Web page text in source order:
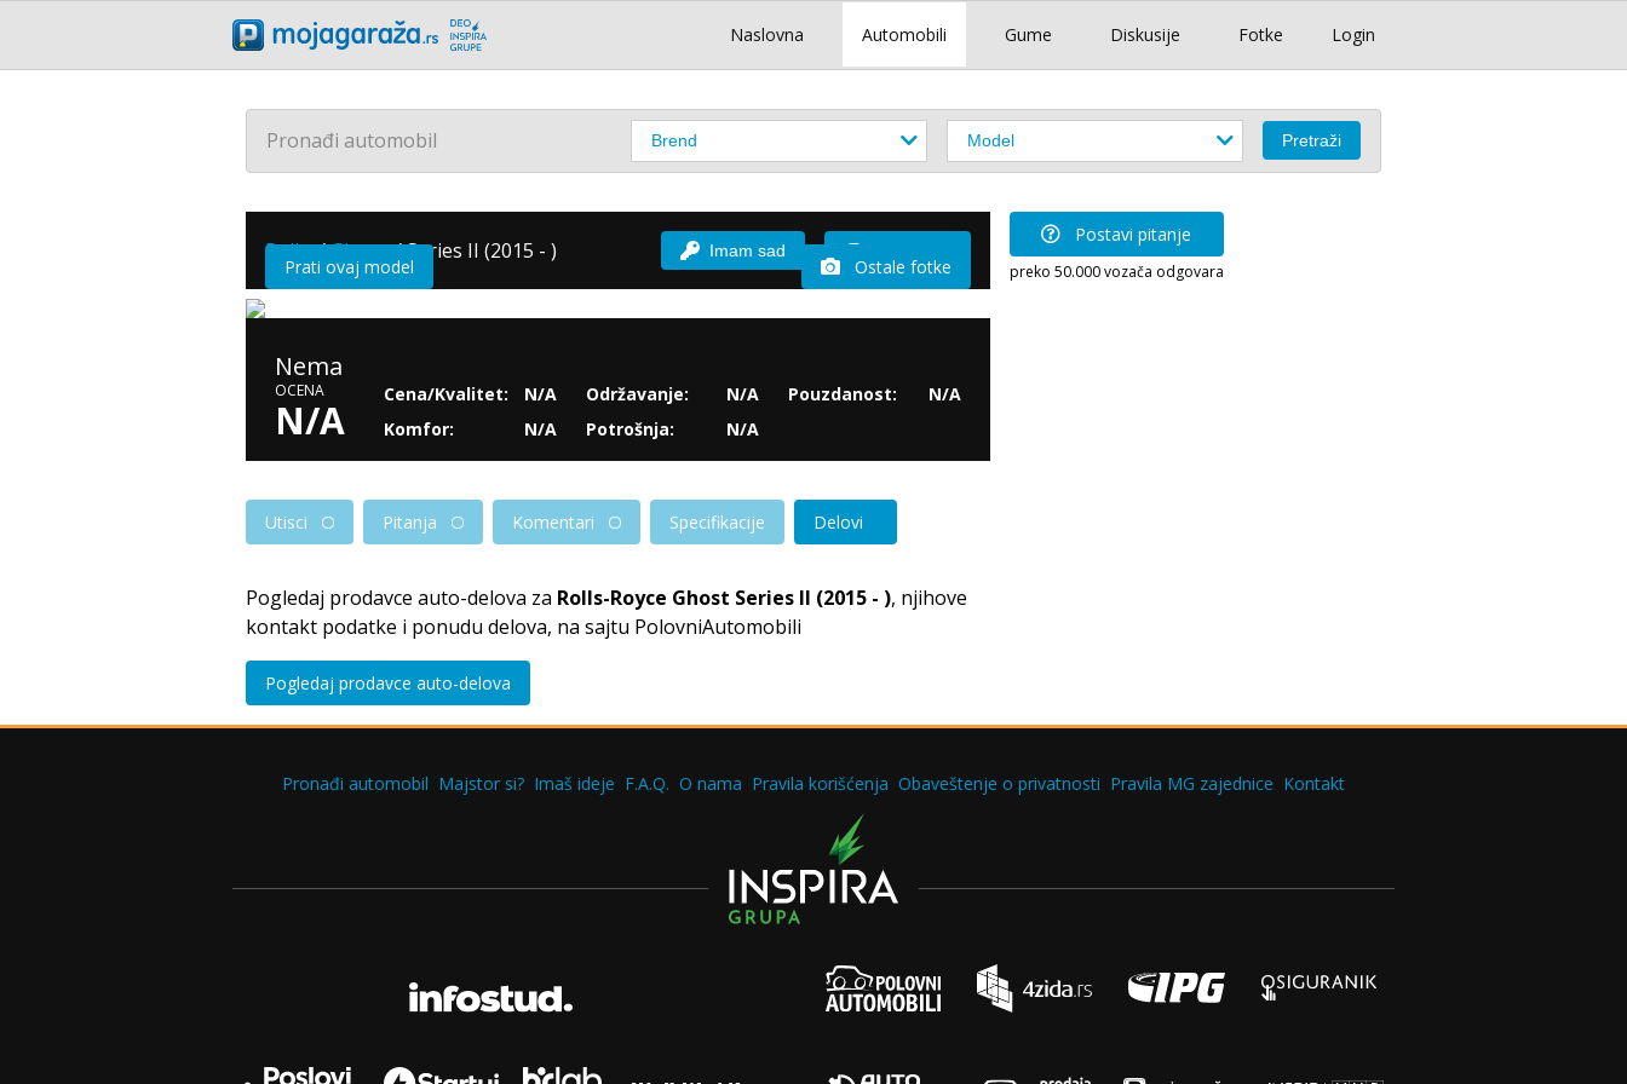
Login
Naslovna Automobili Gume Diskusije Fotke
Pronađi automobil
Rolls /Ghost /Series II (2015 - ) Imam sad
Prati ovaj model Ostale fotke
Nema
OCENA
N/A
Cena/Kvalitet:
N/A
Komfor:
N/A
Održavanje:
N/A
Potrošnja:
N/A
Pouzdanost: N/A
Utisci Pitanja Komentari Specifikacije Delovi
Pogledaj prodavce auto-delova za Rolls-Royce Ghost Series II (2015 - ), njihove
kontakt podatke i ponudu delova, na sajtu PolovniAutomobili
Pogledaj prodavce auto-delova
Postavi pitanje
preko 50.000 vozača odgovara
Pronađi automobil Majstor si? Imaš ideje F.A.Q. O nama Pravila korišćenja Obaveštenje o privatnosti Pravila MG zajednice Kontakt